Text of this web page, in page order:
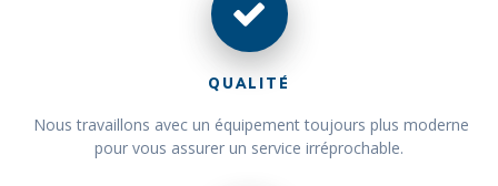
QUALITÉ
Nous travaillons avec un équipement toujours plus moderne
pour vous assurer un service irréprochable.